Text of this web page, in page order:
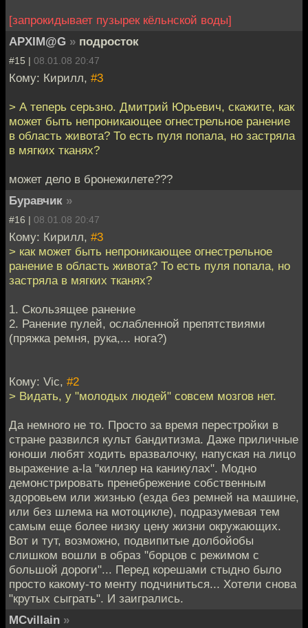
[запрокидывает пузырек кёльнской воды]
APXIM@G » подросток
#15 | 08.01.08 20:47
Кому: Кирилл, #3
> А теперь серьзно. Дмитрий Юрьевич, скажите, как
может быть непроникающее огнестрельное ранение
в область живота? То есть пуля попала, но застряла
в мягких тканях?
может дело в бронежилете???
Буравчик »
#16 | 08.01.08 20:47
Кому: Кирилл, #3
> как может быть непроникающее огнестрельное
ранение в область живота? То есть пуля попала, но
застряла в мягких тканях?
1. Скользящее ранение
2. Ранение пулей, ослабленной препятствиями
(пряжка ремня, рука,... нога?)
Кому: Vic, #2
> Видать, у "молодых людей" совсем мозгов нет.
Да немного не то. Просто за время перестройки в
стране развился культ бандитизма. Даже приличные
юноши любят ходить вразвалочку, напуская на лицо
выражение a-la "киллер на каникулах". Модно
демонстрировать пренебрежение собственным
здоровьем или жизнью (езда без ремней на машине,
или без шлема на мотоцикле), подразумевая тем
самым еще более низку цену жизни окружающих.
Вот и тут, возможно, подвипитые долбойобы
слишком вошли в образ "борцов с режимом с
большой дороги"... Перед корешами стыдно было
просто какому-то менту подчиниться... Хотели снова
"крутых сыграть". И заигрались.
MCvillain »